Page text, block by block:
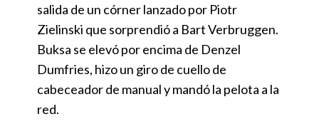
salida de un córner lanzado por Piotr
Zielinski que sorprendió a Bart Verbruggen.
Buksa se elevó por encima de Denzel
Dumfries, hizo un giro de cuello de
cabeceador de manual y mandó la pelota a la
red.